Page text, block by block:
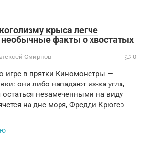
крыса легче
необычные факты о хвостатых
Смирнов 0
игре в прятки Киномонстры —
они либо нападают из-за угла,
остаться незамеченными на виду
на дне моря, Фредди Крюгер